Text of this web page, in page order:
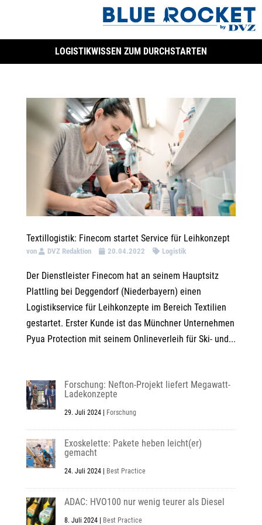
LOGISTIKWISSEN ZUM DURCHSTARTEN
Textillogistik: Finecom startet Service für Leihkonzept
von DVZ Redaktion 20.04.2022 Logistik
Der Dienstleister Finecom hat an seinem Hauptsitz
Plattling bei Deggendorf (Niederbayern) einen
Logistikservice für Leihkonzepte im Bereich Textilien
gestartet. Erster Kunde ist das Münchner Unternehmen
Pyua Protection mit seinem Onlineverleih für Ski- und...
Forschung: Nefton-Projekt liefert Megawatt-
Ladekonzepte
29. Juli 2024| Forschung
Exoskelette: Pakete heben leicht(er)
gemacht
24. Juli 2024| Best Practice
ADAC: HVO100 nur wenig teurer als Diesel
8. Juli 2024| Best Practice